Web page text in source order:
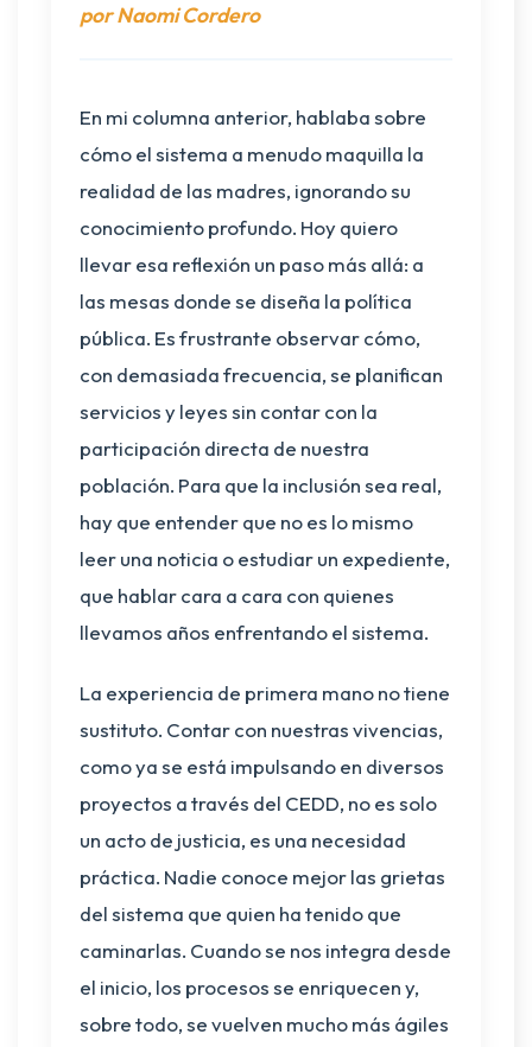
por Naomi Cordero
En mi columna anterior, hablaba sobre
cómo el sistema a menudo maquilla la
realidad de las madres, ignorando su
conocimiento profundo. Hoy quiero
llevar esa reflexión un paso más allá: a
las mesas donde se diseña la política
pública. Es frustrante observar cómo,
con demasiada frecuencia, se planifican
servicios y leyes sin contar con la
participación directa de nuestra
población. Para que la inclusión sea real,
hay que entender que no es lo mismo
leer una noticia o estudiar un expediente,
que hablar cara a cara con quienes
llevamos años enfrentando el sistema.
La experiencia de primera mano no tiene
sustituto. Contar con nuestras vivencias,
como ya se está impulsando en diversos
proyectos a través del CEDD, no es solo
un acto de justicia, es una necesidad
práctica. Nadie conoce mejor las grietas
del sistema que quien ha tenido que
caminarlas. Cuando se nos integra desde
el inicio, los procesos se enriquecen y,
sobre todo, se vuelven mucho más ágiles